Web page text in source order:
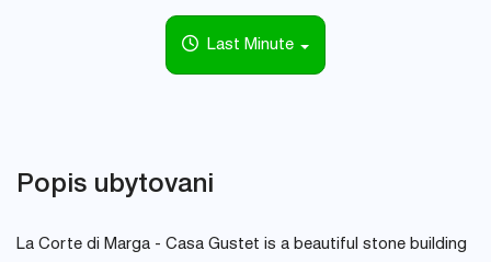
Last Minute
Popis ubytovani
La Corte di Marga - Casa Gustet is a beautiful stone building